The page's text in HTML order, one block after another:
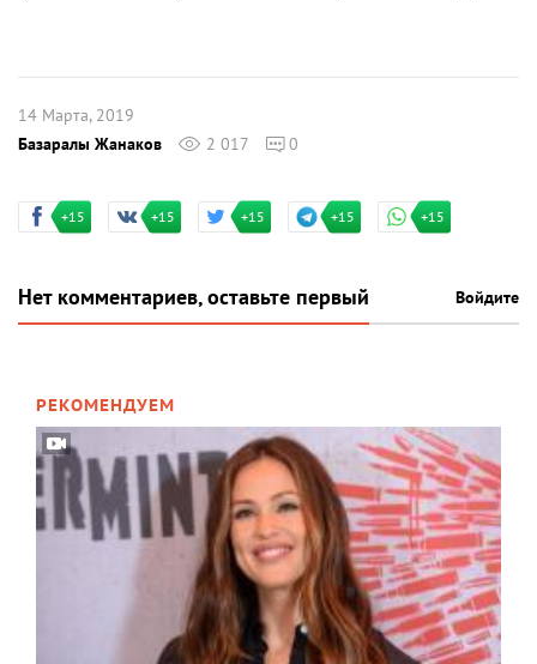
14 Марта, 2019
Базаралы Жанаков
2 017 0
+15 +15 +15 +15 +15
Нет комментариев, оставьте первый Войдите
РЕКОМЕНДУЕМ